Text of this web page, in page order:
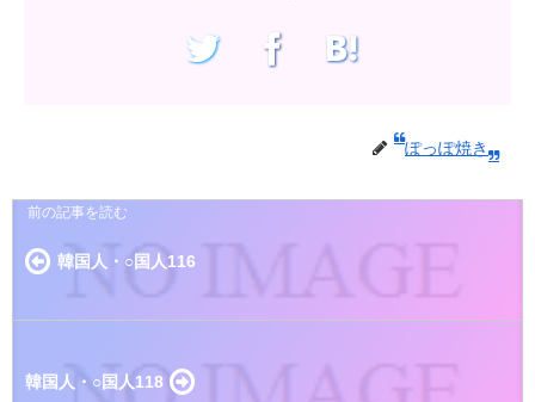
ぽっぽ焼き
韓国人・○国人116
韓国人・○国人118